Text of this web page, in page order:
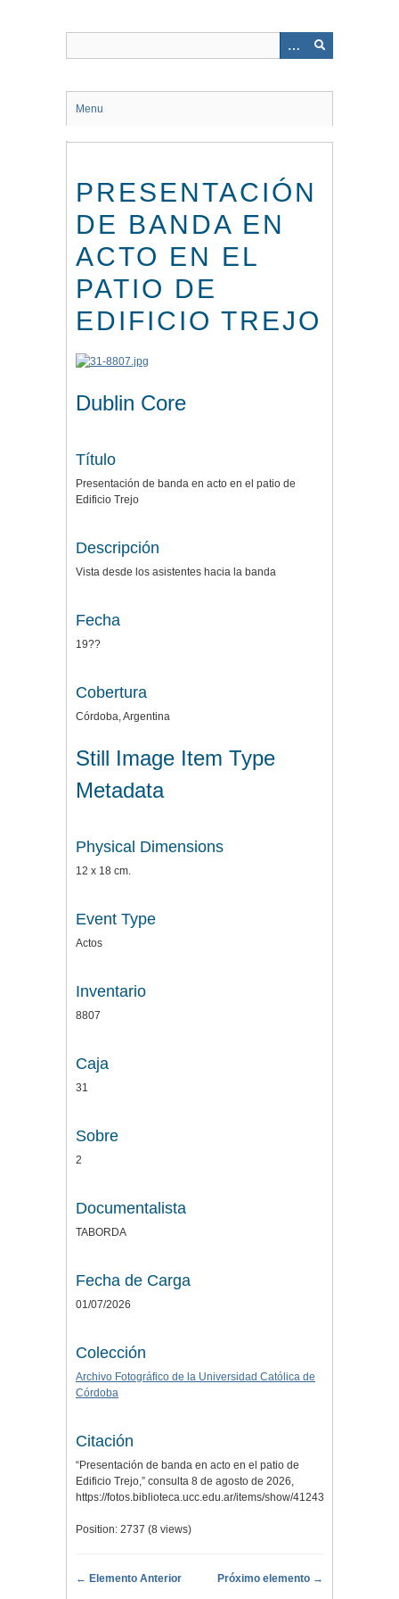
Menu
PRESENTACIÓN
DE BANDA EN
ACTO EN EL
PATIO DE
EDIFICIO TREJO
Dublin Core
Título
Presentación de banda en acto en el patio de
Edificio Trejo
Descripción
Vista desde los asistentes hacia la banda
Fecha
19??
Cobertura
Córdoba, Argentina
Still Image Item Type
Metadata
Physical Dimensions
12 x 18 cm.
Event Type
Actos
Inventario
8807
Caja
31
Sobre
2
Documentalista
TABORDA
Fecha de Carga
01/07/2026
Colección
Archivo Fotográfico de la Universidad Católica de
Córdoba
Citación
“Presentación de banda en acto en el patio de
Edificio Trejo,” consulta 8 de agosto de 2026,
https://fotos.biblioteca.ucc.edu.ar/items/show/41243
Position: 2737 (8 views)
← Elemento Anterior Próximo elemento →